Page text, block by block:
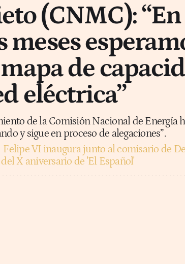
(CNMC):
de
eléctrica”
de la Comisión Nacional de Energía
y sigue en proceso de alegaciones”.
Felipe VI inaugura junto al comisario de
X aniversario de 'El Español'